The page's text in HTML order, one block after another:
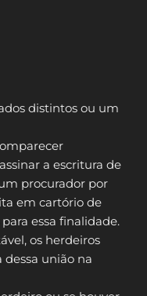
distintos ou um
a escritura de
procurador por
em cartório de
essa finalidade.
os herdeiros
união na